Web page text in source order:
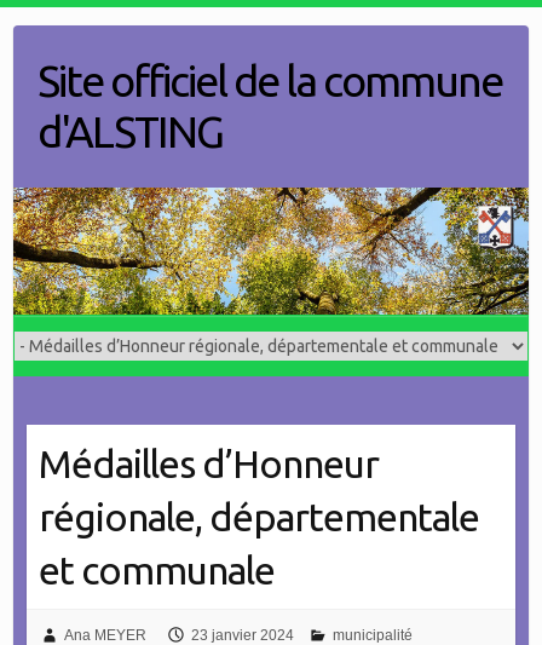
contentSite officiel de la commune
d'ALSTING
Médailles d’Honneur
régionale, départementale
et communale
Ana MEYER 23 janvier 2024 municipalité